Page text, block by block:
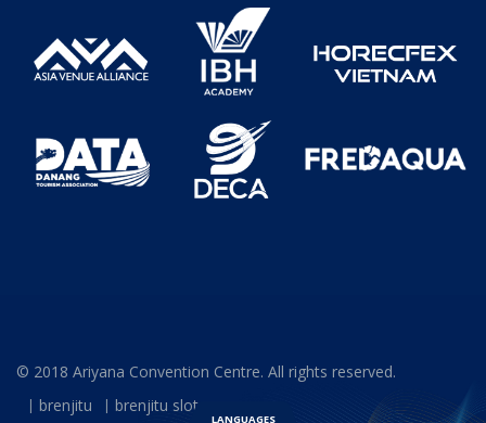
© 2018 Ariyana Convention Centre. All rights reserved.
brenjitu
brenjitu slot
LANGUAGES